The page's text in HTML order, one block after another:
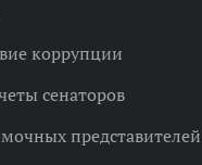
коррупции
сенаторов
представителей